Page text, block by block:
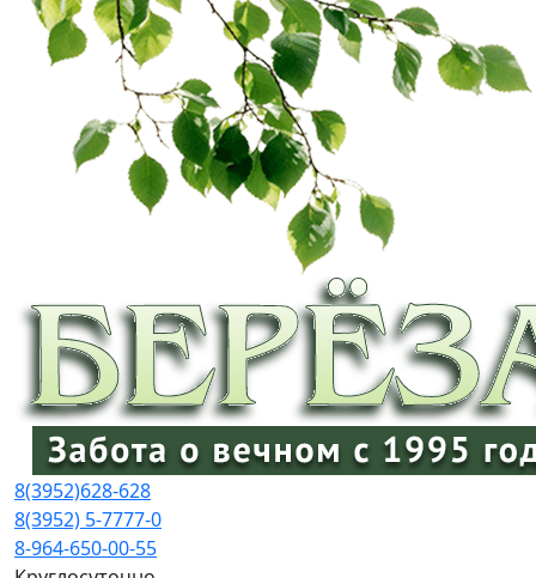
8(3952)628-628
8(3952) 5-7777-0
8-964-650-00-55